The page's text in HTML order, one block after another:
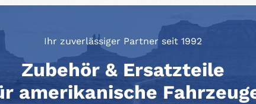
Ihr zuverlässiger Partner seit 1992
Zubehör & Ersatzteile
amerikanische